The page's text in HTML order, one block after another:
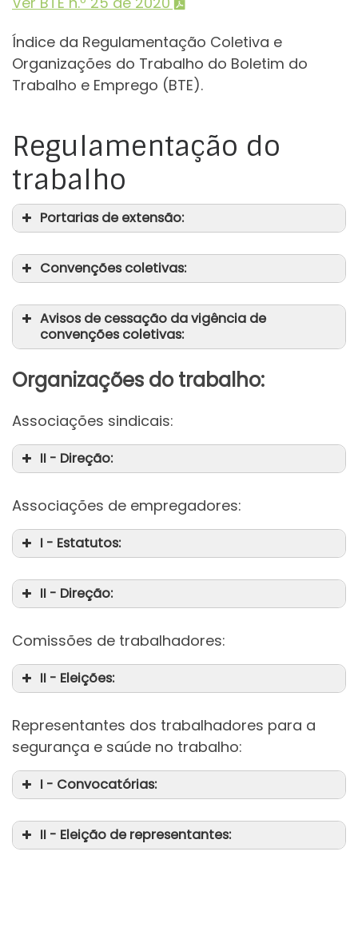
Índice da Regulamentação Coletiva e
Organizações do Trabalho do Boletim do
Trabalho e Emprego (BTE).
Regulamentação do
trabalho
Portarias de extensão:
Convenções coletivas:
da
Avisos de cessação da vigência de
convenções coletivas:
Organizações do trabalho:
Associações sindicais:
II - Direção:
Associações de empregadores:
I - Estatutos:
II - Direção:
Comissões de trabalhadores:
II - Eleições:
Representantes dos trabalhadores para a
segurança e saúde no trabalho:
I - Convocatórias:
da
II - Eleição de representantes: